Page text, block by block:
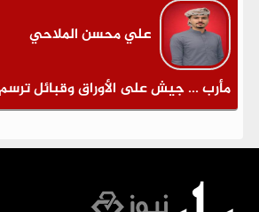
علي محسن الملاحي
مأرب ... جيش على الأوراق وقبائل